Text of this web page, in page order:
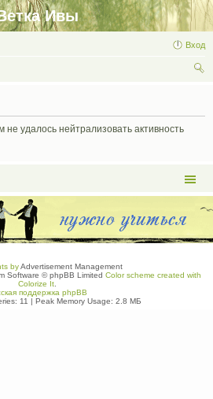
Ивы
Вход
удалось нейтрализовать активность
byAdvertisement Management
Software © phpBB Limited Color scheme created with
Colorize It.
поддержка phpBB
11 | Peak Memory Usage: 2.8 МБ